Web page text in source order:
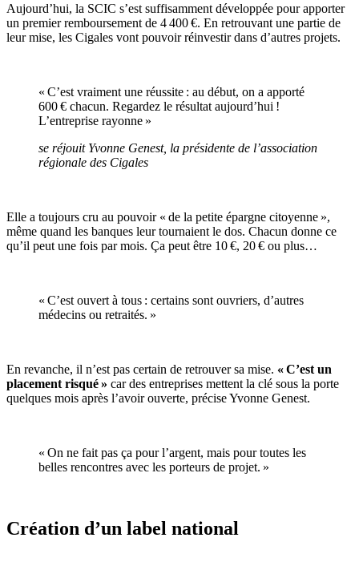
Aujourd’hui, la SCIC s’est suffisamment développée pour apporter
un premier remboursement de 4 400 €. En retrouvant une partie de
leur mise, les Cigales vont pouvoir réinvestir dans d’autres projets.
« C’est vraiment une réussite : au début, on a apporté
600 € chacun. Regardez le résultat aujourd’hui !
L’entreprise rayonne »
se réjouit Yvonne Genest, la présidente de l’association
régionale des Cigales
Elle a toujours cru au pouvoir « de la petite épargne citoyenne »,
même quand les banques leur tournaient le dos. Chacun donne ce
qu’il peut une fois par mois. Ça peut être 10 €, 20 € ou plus…
« C’est ouvert à tous : certains sont ouvriers, d’autres
médecins ou retraités. »
En revanche, il n’est pas certain de retrouver sa mise. « C’est un
placement risqué » car des entreprises mettent la clé sous la porte
quelques mois après l’avoir ouverte, précise Yvonne Genest.
« On ne fait pas ça pour l’argent, mais pour toutes les
belles rencontres avec les porteurs de projet. »
Création d’un label national